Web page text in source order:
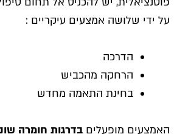
על ידי שלושה אמצעים עיקריים :
הדרכה
הרחקה מהכביש
בחינת התאמה מחדש
האמצעים מופעלים בדרגות חומרה